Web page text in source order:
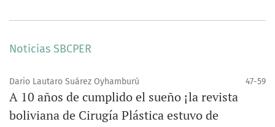
Noticias SBCPER
Dario Lautaro Suárez Oyhamburú 47-59
A 10 años de cumplido el sueño ¡la revista
boliviana de Cirugía Plástica estuvo de